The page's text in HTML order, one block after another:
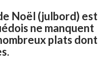
Noël (julbord) est
ne manquent
plats dont